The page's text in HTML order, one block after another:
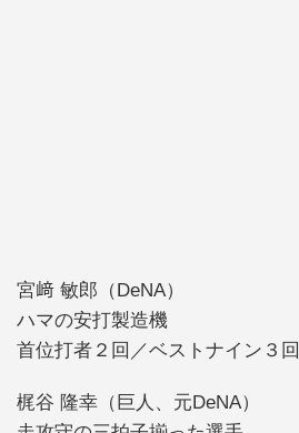
宮﨑 敏郎（DeNA）
ハマの安打製造機
首位打者２回／ベストナイン３回
梶谷 隆幸（巨人、元DeNA）